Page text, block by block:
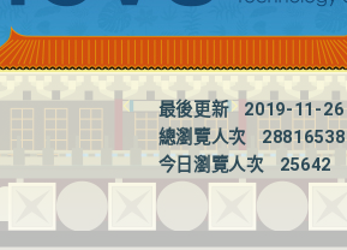
最後更新
2019-11-26
總瀏覽人次
28816538
今日瀏覽人次
25642